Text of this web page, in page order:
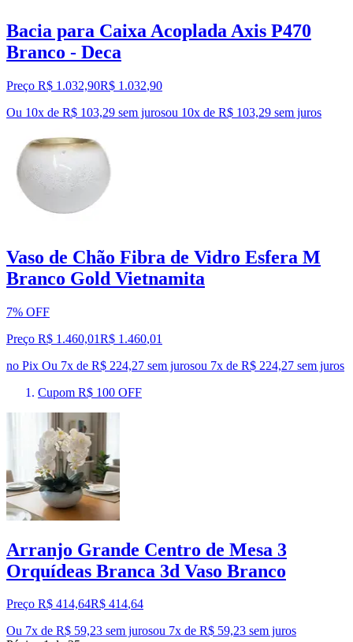
Bacia para Caixa Acoplada Axis P470
Branco - Deca
Preço R$ 1.032,90R$ 1.032,90
Ou 10x de R$ 103,29 sem jurosou 10x de R$ 103,29 sem juros
Vaso de Chão Fibra de Vidro Esfera M
Branco Gold Vietnamita
7% OFF
Preço R$ 1.460,01R$ 1.460,01
no Pix Ou 7x de R$ 224,27 sem jurosou 7x de R$ 224,27 sem juros
Cupom R$ 100 OFF
Arranjo Grande Centro de Mesa 3
Orquídeas Branca 3d Vaso Branco
Preço R$ 414,64R$ 414,64
Ou 7x de R$ 59,23 sem jurosou 7x de R$ 59,23 sem juros